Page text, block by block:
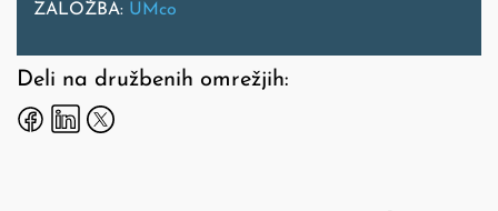
ZALOŽBA: UMco
Deli na družbenih omrežjih: